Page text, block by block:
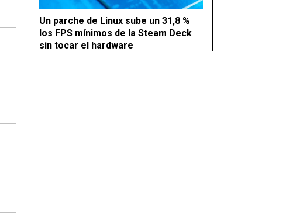
Un parche de Linux sube un 31,8 %
los FPS mínimos de la Steam Deck
sin tocar el hardware